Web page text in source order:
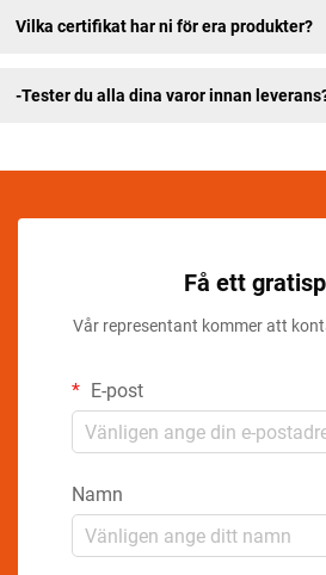
Vilka certifikat har ni för era produkter?
-Tester du alla dina varor innan
Få ett
Vår representant kommer att
E-post
Namn